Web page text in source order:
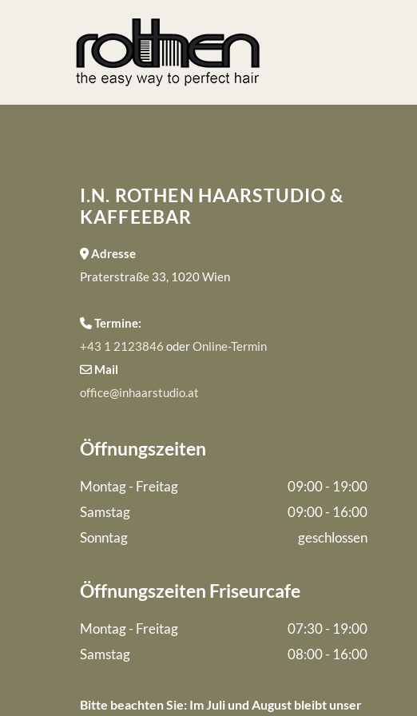
I.N. ROTHEN HAARSTUDIO &
KAFFEEBAR
Adresse
Praterstraße 33, 1020 Wien
 Termine:
+43 1 2123846 oderOnline-Termin
 Mail
office@inhaarstudio.at
Öffnungszeiten
Montag - Freitag
09:00 - 19:00
Samstag
09:00 - 16:00
Sonntag
geschlossen
Öffnungszeiten Friseurcafe
Montag - Freitag
07:30 - 19:00
Samstag
08:00 - 16:00
Bitte beachten Sie: Im Juli und August bleibt unser